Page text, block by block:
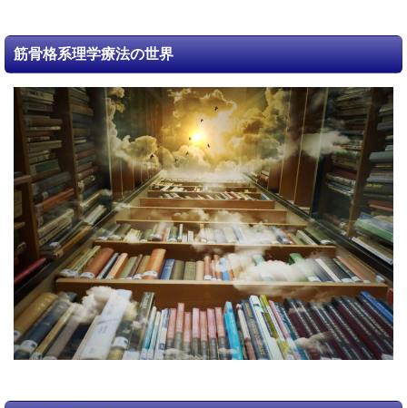
筋骨格系理学療法の世界